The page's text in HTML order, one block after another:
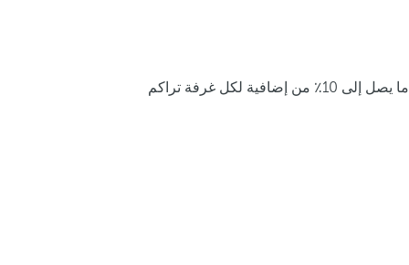
ما يصل إلى 10٪ من إضافية لكل غرفة تراكم